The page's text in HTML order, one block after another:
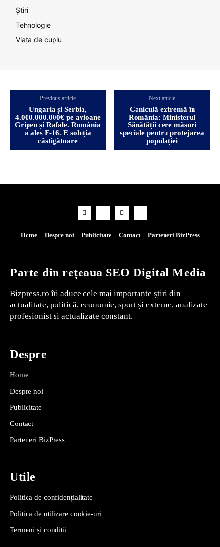
Știri
Tehnologie
Viața de cuplu
Previous article
Ungaria și Serbia,
4.000.000.000€ pe avioane
Gripen și Rafale. România
a ales F-16. E soluția
câstigătoare
Next article
Caniculă extremă în
România: Ministerul
Sănătății cere măsuri
speciale pentru protejarea
populației
Home Despre noi Publicitate Contact Parteneri BizPress
Parte din rețeaua SEO Digital Media
Bizpress.ro îți aduce cele mai importante știri din
actualitate, politică, economie, sport și externe, analizate
profesionist și actualizate constant.
Despre
Home
Despre noi
Publicitate
Contact
Parteneri BizPress
Utile
Politica de confidențialitate
Politica de utilizare cookie-uri
Termeni și condiții